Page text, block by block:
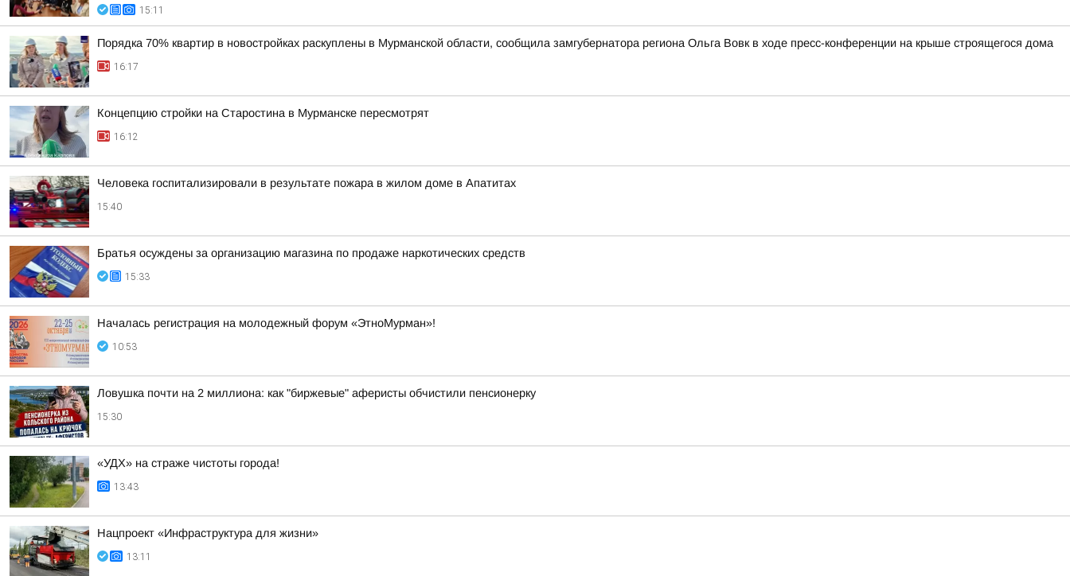
15:11
Порядка 70% квартир в новостройках раскуплены в Мурманской области, сообщила замгубернатора региона Ольга Вовк в ходе пресс-конференции на крыше строящегося дома
16:17
Концепцию стройки на Старостина в Мурманске пересмотрят
16:12
Человека госпитализировали в результате пожара в жилом доме в Апатитах
15:40
Братья осуждены за организацию магазина по продаже наркотических средств
15:33
Началась регистрация на молодежный форум «ЭтноМурман»!
10:53
Ловушка почти на 2 миллиона: как "биржевые" аферисты обчистили пенсионерку
15:30
«УДХ» на страже чистоты города!
13:43
Нацпроект «Инфраструктура для жизни»
13:11